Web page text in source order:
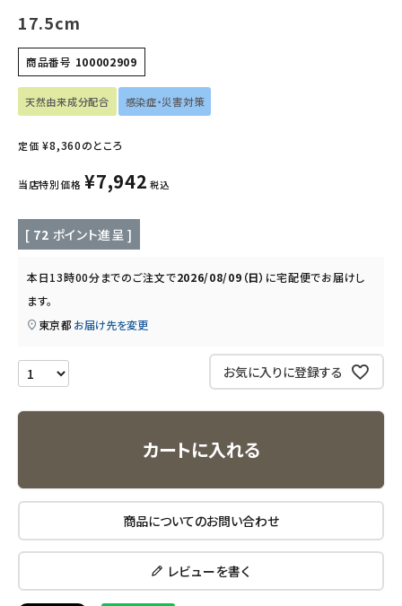
フェムケア
インナー・下着・ナイトウェア
キッズ・ベビー・マタニティ
キッチン用品
ブランド
定期購入
ナチュラムーン
17.5cm
商品番号 100002909
天然由来成分配合 感染症・災害対策
定価 ¥8,360のところ
当店特別価格 ¥7,942 税込
[ 72 ポイント進呈 ]
本日13時00分までのご注文で2026/08/09（日） に宅配便でお届けし
ます。
東京都 お届け先を変更
お気に入りに登録する
カートに入れる
商品についてのお問い合わせ
レビューを書く